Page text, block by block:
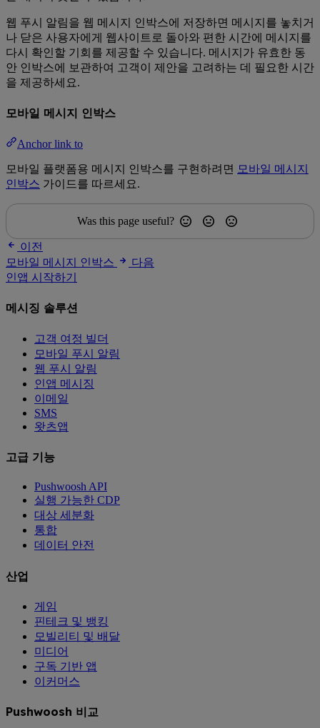
웹 푸시 알림을 웹 메시지 인박스에 저장하면 메시지를 놓치거
나 닫은 사용자에게 웹사이트로 돌아와 편한 시간에 메시지를
다시 확인할 기회를 제공할 수 있습니다. 메시지가 유효한 동
안 인박스에 보관하여 고객이 제안을 고려하는 데 필요한 시간
을 제공하세요.
모바일 메시지 인박스
Anchor link to
모바일 플랫폼용 메시지 인박스를 구현하려면 모바일 메시지
인박스 가이드를 따르세요.
Was this page useful?
이전
모바일 메시지 인박스
다음
인앱 시작하기
메시징 솔루션
고객 여정 빌더
모바일 푸시 알림
웹 푸시 알림
인앱 메시징
이메일
SMS
왓츠앱
고급 기능
Pushwoosh API
실행 가능한 CDP
대상 세분화
통합
데이터 안전
산업
게임
핀테크 및 뱅킹
모빌리티 및 배달
미디어
구독 기반 앱
이커머스
Pushwoosh 비교